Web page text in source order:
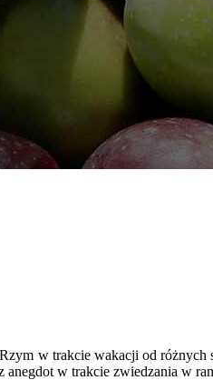
w trakcie wakacji od
w trakcie zwiedzania w